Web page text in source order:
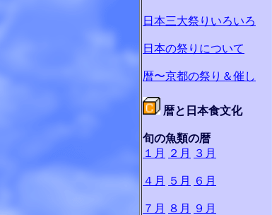
日本三大祭りいろいろ
日本の祭りについて
暦〜京都の祭り＆催し
暦と日本食文化
旬の魚類の暦
１月
２月 ３月
４月 ５月 ６月
７月 ８月 ９月